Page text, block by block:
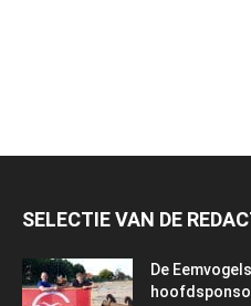
SELECTIE VAN DE
De